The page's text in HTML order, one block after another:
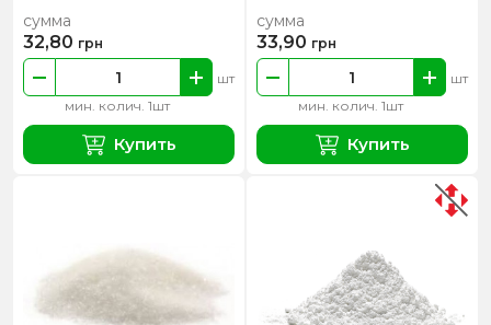
мин. колич. 1шт
шт
сумма
32,80 грн
Купить
мин. колич. 1шт
шт
сумма
33,90 грн
Купить